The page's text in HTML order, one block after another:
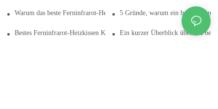
Warum das beste Ferninfrarot-Heizkissen?5 Gründe, warum ein bestes
Bestes Ferninfrarot-Heizkissen Kaufen Sie jetzt das beste Ferninfrarot-
Ein kurzer Überblick über das